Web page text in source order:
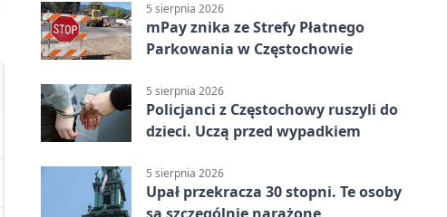
5 sierpnia 2026
mPay znika ze Strefy Płatnego
Parkowania w Częstochowie
5 sierpnia 2026
Policjanci z Częstochowy ruszyli do
dzieci. Uczą przed wypadkiem
5 sierpnia 2026
Upał przekracza 30 stopni. Te osoby